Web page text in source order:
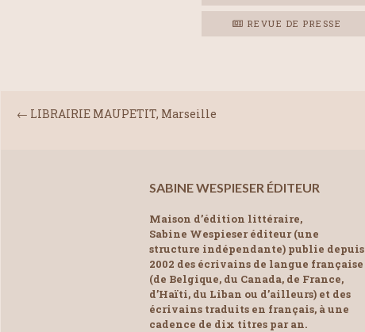
REVUE DE PRESSE
← LIBRAIRIE MAUPETIT, Marseille
SABINE WESPIESER ÉDITEUR
Maison d’édition littéraire,
Sabine Wespieser éditeur (une
structure indépendante) publie depuis
2002 des écrivains de langue française
(de Belgique, du Canada, de France,
d’Haïti, du Liban ou d’ailleurs) et des
écrivains traduits en français, à une
cadence de dix titres par an.